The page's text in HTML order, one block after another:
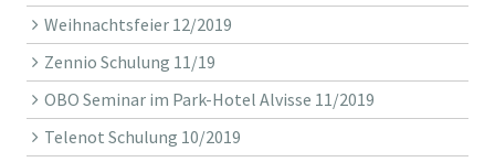
Weihnachtsfeier 12/2019
Zennio Schulung 11/19
OBO Seminar im Park-Hotel Alvisse 11/2019
Telenot Schulung 10/2019